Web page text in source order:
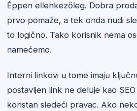
Éppen ellenkezőleg. Dobra
prvo pomaže, a tek onda nudi
to logično. Tako korisnik nema
namećemo.
Interni linkovi u tome imaju
postavljen link ne deluje kao
koristan sledeći pravac. Ako